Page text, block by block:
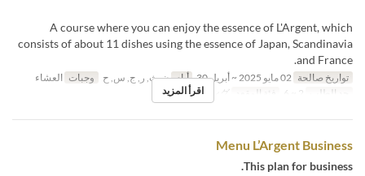
A course where you can enjoy the essence of L'Argent, which
consists of about 11 dishes using the essence of Japan, Scandinavia
and France.
تواريخ صالحة أيام ن, ث, ر, ج, س, ح وجبات العشاء
حد الطلب
فئة المقعد ダイニング اقرأ المزيد
Menu L’Argent Business
This plan for business.